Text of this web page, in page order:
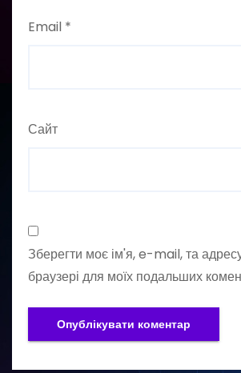
Email *
Сайт
Зберегти моє ім'я, e-mail, та
браузері для моїх подальших